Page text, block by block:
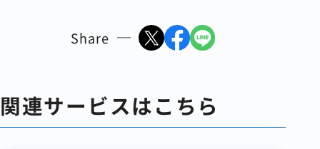
Share
関連サービスはこちら